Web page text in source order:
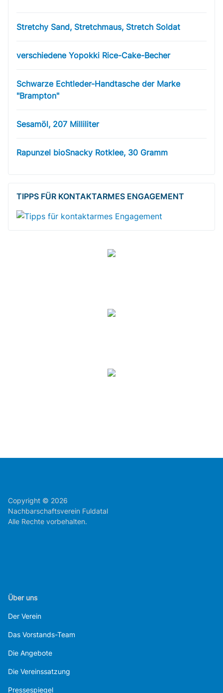
Stretchy Sand, Stretchmaus, Stretch Soldat
verschiedene Yopokki Rice-Cake-Becher
Schwarze Echtleder-Handtasche der Marke
"Brampton"
Sesamöl, 207 Milliliter
Rapunzel bioSnacky Rotklee, 30 Gramm
TIPPS FÜR KONTAKTARMES ENGAGEMENT
Copyright © 2026
Nachbarschaftsverein Fuldatal
Alle Rechte vorbehalten.
Über uns
Der Verein
Das Vorstands-Team
Die Angebote
Die Vereinssatzung
Pressespiegel